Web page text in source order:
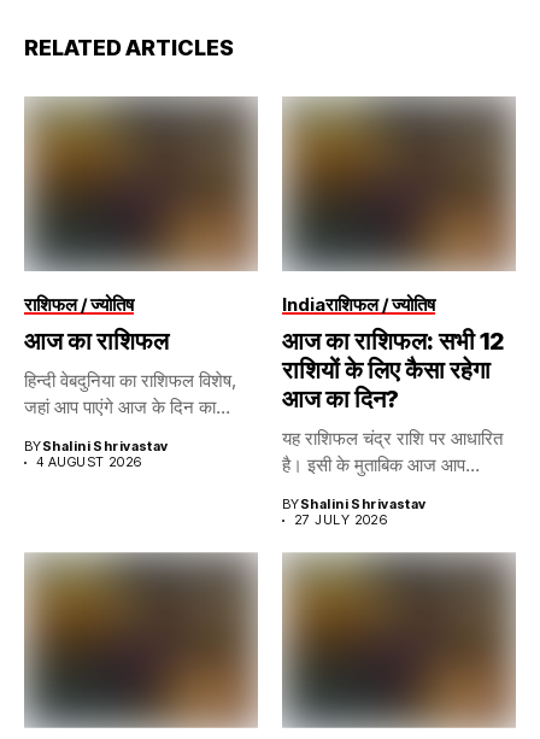
RELATED ARTICLES
राशिफल / ज्योतिष
आज का राशिफल
हिन्दी वेबदुनिया का राशिफल विशेष,
जहां आप पाएंगे आज के दिन का...
BYShalini Shrivastav
4 AUGUST 2026
Indiaराशिफल / ज्योतिष
आज का राशिफल: सभी 12
राशियों के लिए कैसा रहेगा
आज का दिन?
यह राशिफल चंद्र राशि पर आधारित
है। इसी के मुताबिक आज आप...
BYShalini Shrivastav
27 JULY 2026